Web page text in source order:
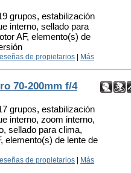
grupos, estabilización
interno, sellado para
AF, elemento(s) de
de propietarios
Más
70-200mm f/4
grupos, estabilización
interno, zoom interno,
sellado para clima,
elemento(s) de lente de
de propietarios
Más